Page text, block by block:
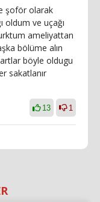
şoför olarak
oldum ve uçağı
ameliyattan
bölüme alın
böyle oldugu
sakatlanır
13 1